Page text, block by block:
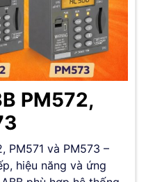
PM572,
PM571 và PM573 –
hiệu năng và ứng